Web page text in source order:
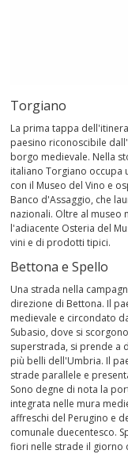
Torgiano
La prima tappa
paesino riconoscibile
borgo medievale. Nella
italiano Torgiano occupa
con il Museo del Vino e
Banco d'Assaggio, che
nazionali. Oltre al museo
l'adiacente Osteria del
vini e di prodotti tipici.
Bettona e Spello
Una strada nella
direzione di Bettona. Il
medievale e circondato
Subasio, dove si
superstrada, si prende a
più belli dell'Umbria. Il
strade parallele e
Sono degne di nota la
integrata nelle mura
affreschi del Perugino e
comunale duecentesco.
fiori nelle strade il giorno